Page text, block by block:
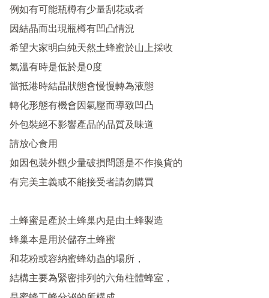
例如有可能瓶樽有少量刮花或者
因結晶而出現瓶樽有凹凸情況
希望大家明白純天然土蜂蜜於山上採收
氣溫有時是低於是0度
當抵港時結晶狀態會慢慢轉為液態
轉化形態有機會因氣壓而導致凹凸
外包裝絕不影響產品的品質及味道
請放心食用
如因包裝外觀少量破損問題是不作換貨的
有完美主義或不能接受者請勿購買
土蜂蜜是產於土蜂巢內是由土蜂製造
蜂巢本是用於儲存土蜂蜜
和花粉或容納蜜蜂幼蟲的場所，
結構主要為緊密排列的六角柱體蜂室，